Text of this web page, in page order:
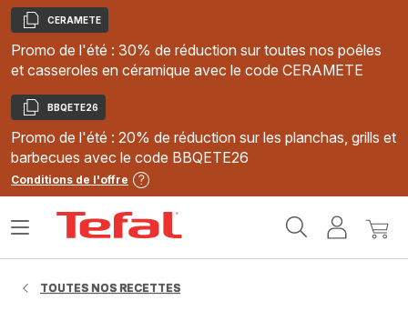
Copier
CERAMETE
Promo de l'été : 30% de réduction sur toutes nos poêles
et casseroles en céramique avec le code CERAMETE
Copier
BBQETE26
Promo de l'été : 20% de réduction sur les planchas, grills et
barbecues avec le code BBQETE26
Conditions de l'offre
MonMon
Ouvrir
TOUTES NOS RECETTES